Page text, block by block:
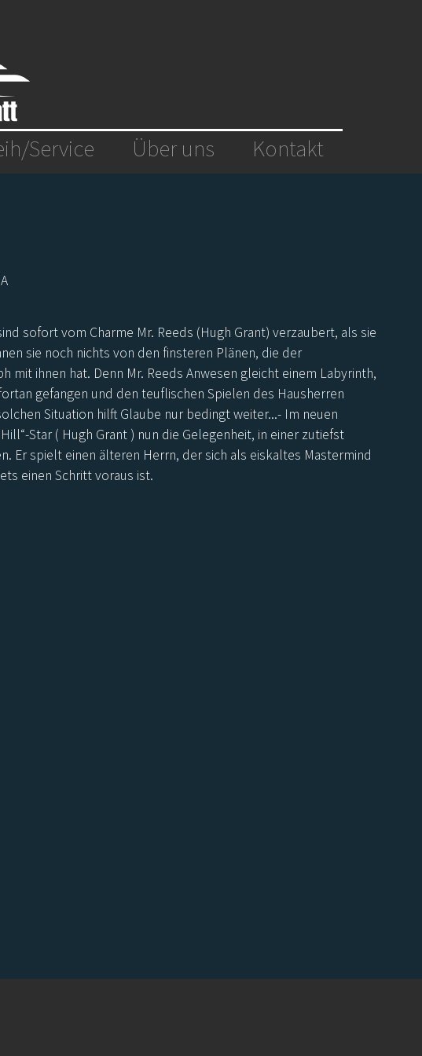
Service Über uns Kontakt
sofort vom Charme Mr. Reeds (Hugh Grant) verzaubert, als sie
sie noch nichts von den finsteren Plänen, die der
ihnen hat. Denn Mr. Reeds Anwesen gleicht einem Labyrinth,
gefangen und den teuflischen Spielen des Hausherren
Situation hilft Glaube nur bedingt weiter...- Im neuen
Star ( Hugh Grant ) nun die Gelegenheit, in einer zutiefst
Er spielt einen älteren Herrn, der sich als eiskaltes Mastermind
einen Schritt voraus ist.